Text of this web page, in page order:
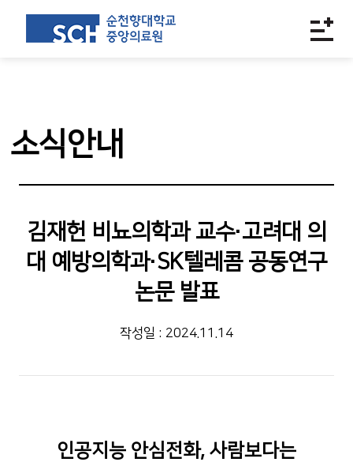
소식안내
김재헌 비뇨의학과 교수·고려대 의
대 예방의학과·SK텔레콤 공동연구
논문 발표
작성일 : 2024.11.14
인공지능 안심전화, 사람보다는